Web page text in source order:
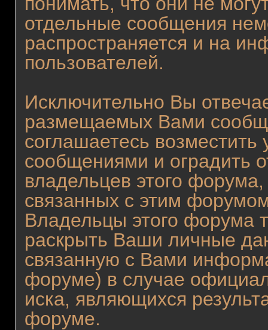
отдельные сообщения
распространяется и на
пользователей.
Исключительно Вы
размещаемых Вами
соглашаетесь
сообщениями и оградить
владельцев этого
связанных с этим
Владельцы этого форума
раскрыть Ваши личные
связанную с Вами
форуме) в случае
иска, являющихся
форуме.